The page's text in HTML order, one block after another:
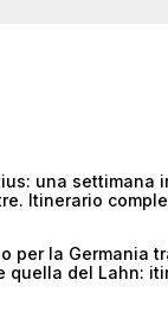
una settimana
Itinerario
per la Germania
quella del Lahn: